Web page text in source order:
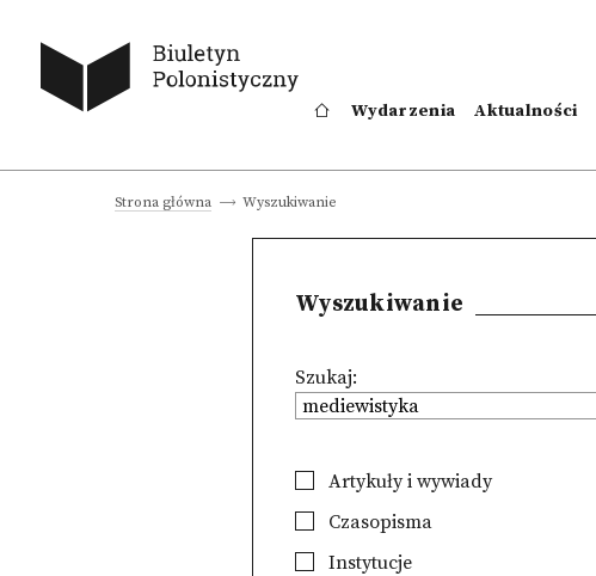
Wydarzenia Aktualności
Strona główna Wyszukiwanie
Wyszukiwanie
Szukaj:
Artykuły i wywiady
Czasopisma
Instytucje